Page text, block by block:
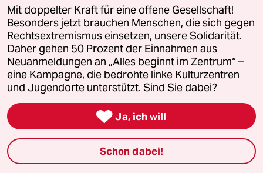
panterstiftung
panterpreis 2026
Podcast
bundestalk
fernverbindung
Mit doppelter Kraft für eine offene Gesellschaft!
Besonders jetzt brauchen Menschen, die sich gegen
Rechtsextremismus einsetzen, unsere Solidarität.
Daher gehen 50 Prozent der Einnahmen aus
Neuanmeldungen an „Alles beginnt im Zentrum“ –
eine Kampagne, die bedrohte linke Kulturzentren
und Jugendorte unterstützt. Sind Sie dabei?
 Ja, ich will
Schon dabei!